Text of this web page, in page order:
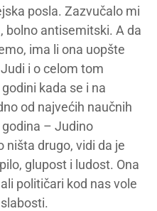
posla. Zazvučalo mi
bolno antisemitski. A da
ima li ona uopšte
i o celom tom
kada se i na
od najvećih naučnih
– Judino
ništa drugo, vidi da je
glupost i ludost. Ona
političari kod nas vole